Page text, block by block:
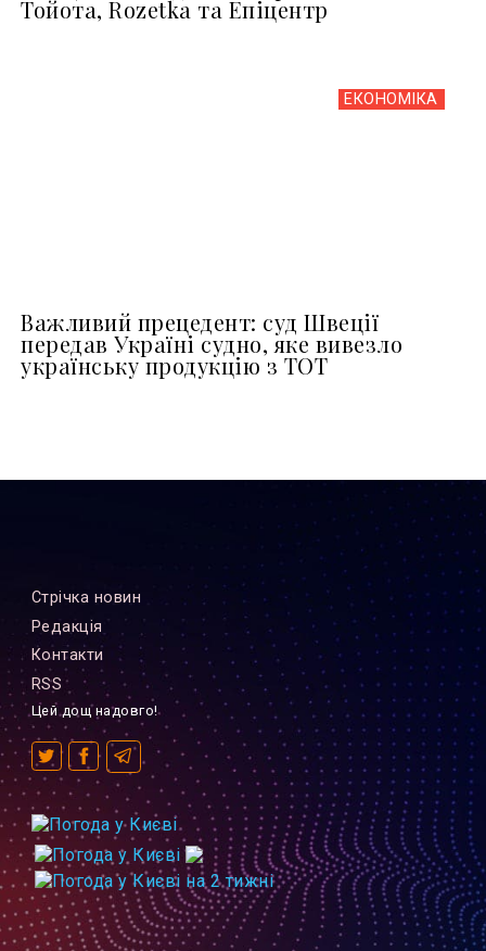
Тойота, Rozetka та Епіцентр
ЕКОНОМІКА
Важливий прецедент: суд Швеції
передав Україні судно, яке вивезло
українську продукцію з ТОТ
Стрiчка новин
Редакцiя
Контакти
RSS
Цей дощ надовго!